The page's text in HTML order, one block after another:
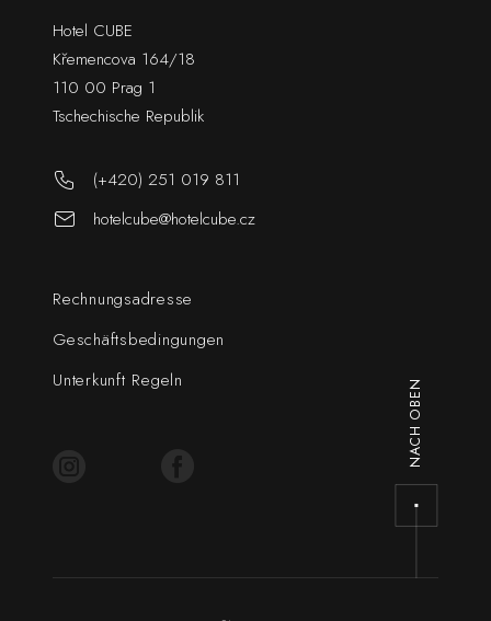
Hotel CUBE
Křemencova 164/18
110 00 Prag 1
Tschechische Republik
(+420) 251 019 811
hotelcube@hotelcube.cz
Rechnungsadresse
Geschäftsbedingungen
Unterkunft Regeln
NACH OBEN